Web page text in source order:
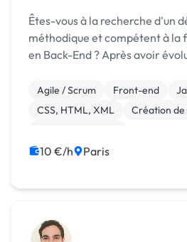
Êtes-vous à la recherche d'un
méthodique et compétent à la
en Back-End ? Après avoir évolué dans le domaine
véritable passion pour la
compéten...
Agile / Scrum Front-end
CSS, HTML, XML
Création
10 €/h Paris